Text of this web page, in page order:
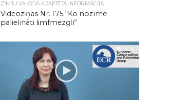
ZĪMJU VALODĀ ADAPTĒTĀ INFORMĀCIJA
Videoziņas Nr. 175 “Ko nozīmē
palielināti limfmezgli”
5.1K